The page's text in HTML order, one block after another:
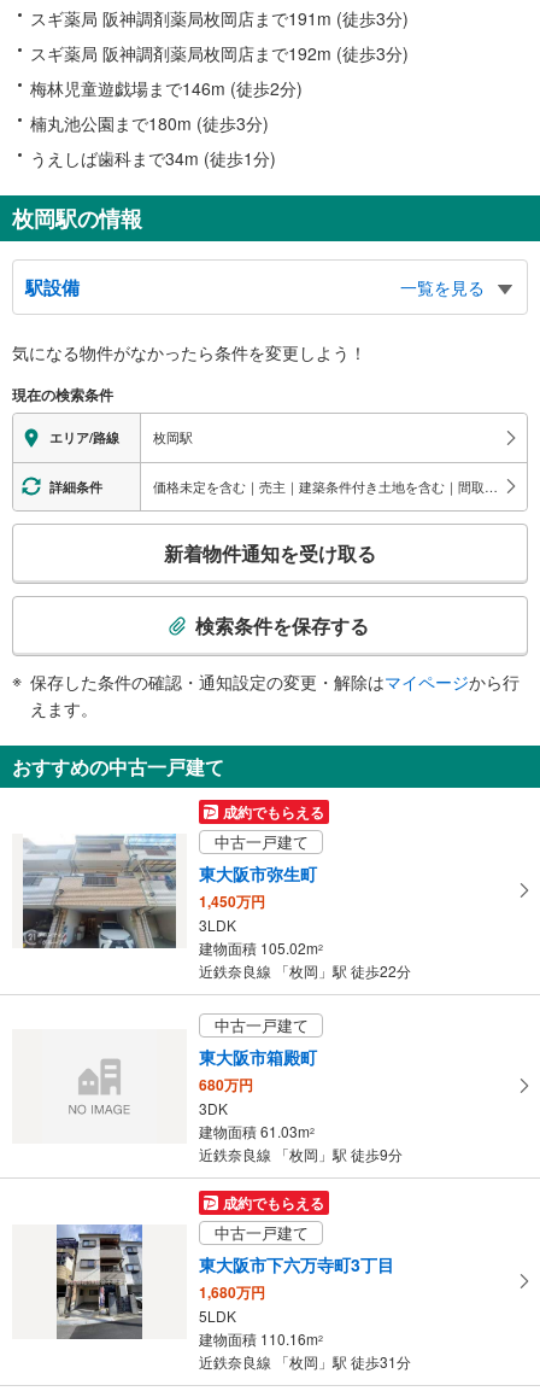
スギ薬局 阪神調剤薬局枚岡店まで191m (徒歩3分)
スギ薬局 阪神調剤薬局枚岡店まで192m (徒歩3分)
梅林児童遊戯場まで146m (徒歩2分)
楠丸池公園まで180m (徒歩3分)
うえしば歯科まで34m (徒歩1分)
枚岡駅の情報
駅設備
一覧を見る
※段差なしでの移動経路
地上⇔改札⇔ホーム：○
スロープ
・下り改札⇔地上階
気になる物件がなかったら条件を変更しよう！
現在の検索条件
エリア/路線 枚岡駅
詳細条件 価格未定を含む｜売主｜建築条件付き土地を含む｜間取り未定を含む
検
知
を
取
る
・
条
保
新着物件通知を受け取る
検索条件を保存する
保存した条件の確認・通知設定の変更・解除はマイページから行
えます。
おすすめの中古一戸建て
成約でもらえる
中古一戸建て
東大阪市弥生町
1,450万円
3LDK
建物面積 105.02m2
近鉄奈良線 「枚岡」駅 徒歩22分
中古一戸建て
東大阪市箱殿町
680万円
3DK
建物面積 61.03m2
近鉄奈良線 「枚岡」駅 徒歩9分
成約でもらえる
中古一戸建て
東大阪市下六万寺町3丁目
1,680万円
5LDK
建物面積 110.16m2
近鉄奈良線 「枚岡」駅 徒歩31分